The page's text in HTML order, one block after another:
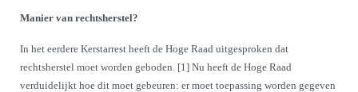
Manier van rechtsherstel?
In het eerdere Kerstarrest heeft de Hoge Raad uitgesproken dat
rechtsherstel moet worden geboden. [1] Nu heeft de Hoge Raad
verduidelijkt hoe dit moet gebeuren: er moet toepassing worden gegeven